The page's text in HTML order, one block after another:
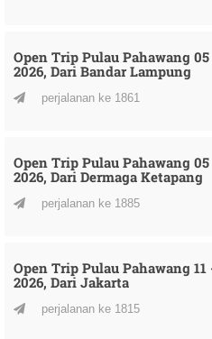
Open Trip Pulau Pahawang
2026, Dari Bandar Lampung
perjalanan ke 1861
Open Trip Pulau Pahawang
2026, Dari Dermaga Ketapang
perjalanan ke 1885
Open Trip Pulau Pahawang 11
2026, Dari Jakarta
perjalanan ke 1815